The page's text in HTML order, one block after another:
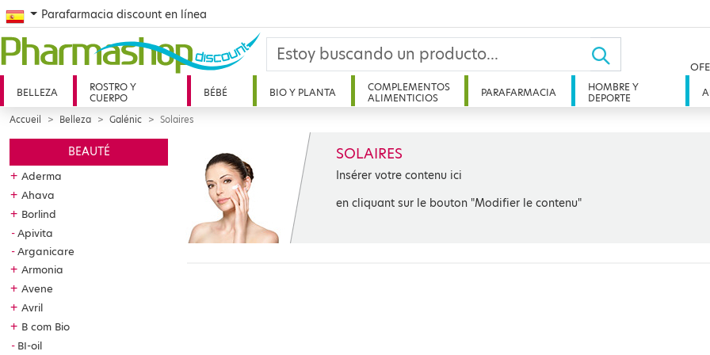
Spanish
Parafarmacia discount en línea
BELLEZA
ROSTRO Y
CUERPO
BÉBÉ BIO Y PLANTA
COMPLEMENTOS
ALIMENTICIOS
PARAFARMACIA
HOMBRE Y
DEPORTE
Accueil Belleza Galénic Solaires
BEAUTÉ
+ Aderma
+ Ahava
+ Borlind
Apivita
Arganicare
+ Armonia
+ Avene
+ Avril
+ B com Bio
BI-oil
SOLAIRES
Insérer votre contenu ici
en cliquant sur le bouton "Modifier le contenu"